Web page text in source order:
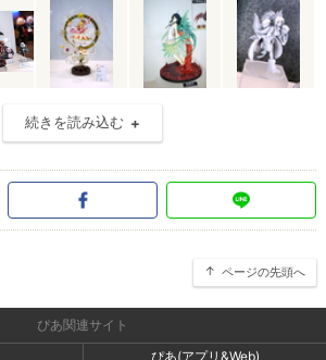
続きを読み込む
ページの先頭へ
ぴあ関連サイト
ぴあ(アプリ&Web)